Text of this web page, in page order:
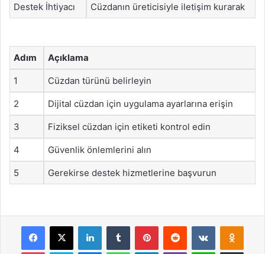
Destek İhtiyacı Cüzdanın üreticisiyle iletişim kurarak
Adım Açıklama
1 Cüzdan türünü belirleyin
2 Dijital cüzdan için uygulama ayarlarına erişin
3 Fiziksel cüzdan için etiketi kontrol edin
4 Güvenlik önlemlerini alın
5 Gerekirse destek hizmetlerine başvurun
Facebook
X LinkedInTumblr PinterestReddit VKontakte
Pocket Skype MessengerWhatsAppTelegramViber Line E-Posta ile